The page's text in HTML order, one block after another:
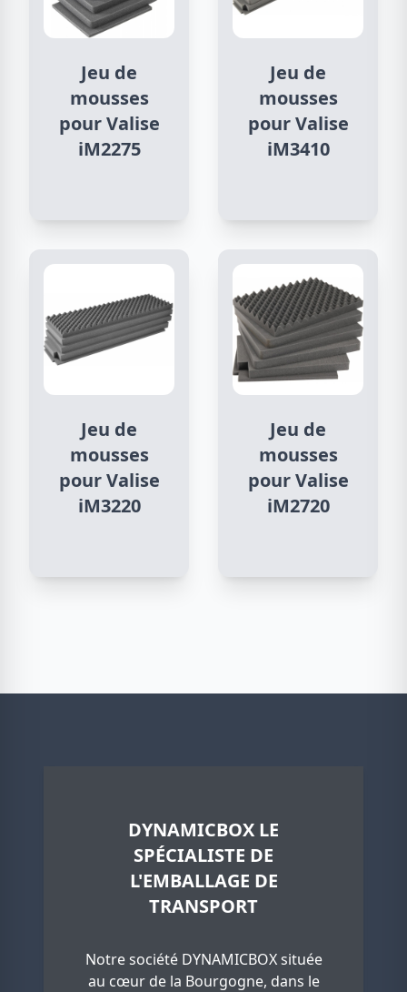
Jeu de
mousses
pour Valise
iM2275
Jeu de
mousses
pour Valise
iM3410
Jeu de
mousses
pour Valise
iM3220
Jeu de
mousses
pour Valise
iM2720
DYNAMICBOX LE
SPÉCIALISTE DE
L'EMBALLAGE DE
TRANSPORT
Notre société DYNAMICBOX située
au cœur de la Bourgogne, dans le